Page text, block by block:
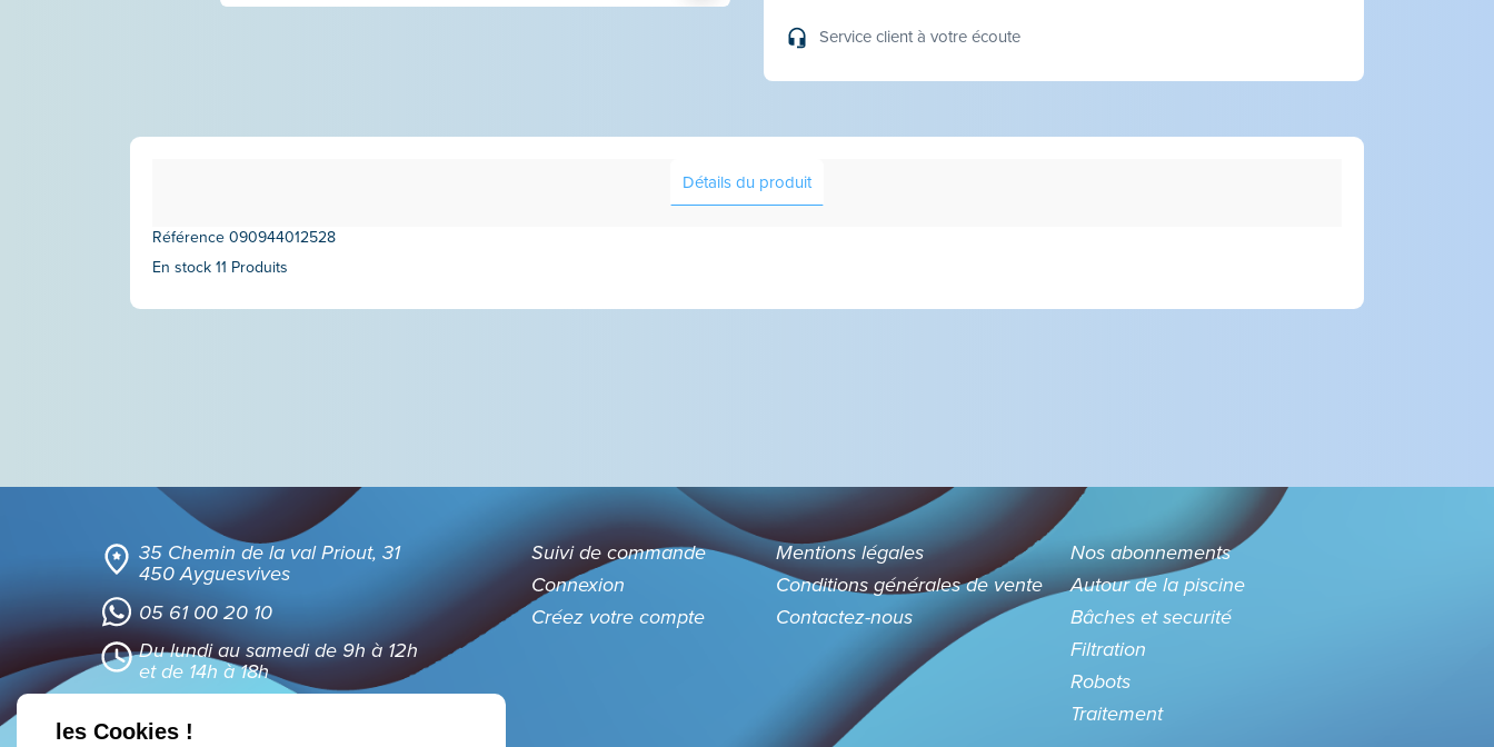
Service client à votre écoute
Détails du produit
Référence 090944012528
En stock 11 Produits
35 Chemin de la val Priout, 31
450 Ayguesvives
05 61 00 20 10
Du lundi au samedi de 9h à 12h
et de 14h à 18h
Suivi de commande
Connexion
Créez votre compte
Mentions légales
Conditions générales de vente
Contactez-nous
Nos abonnements
Autour de la piscine
Bâches et securité
Filtration
Robots
Traitement